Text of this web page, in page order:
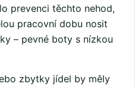
prevenci těchto nehod,
pracovní dobu nosit
– pevné boty s nízkou
zbytky jídel by měly